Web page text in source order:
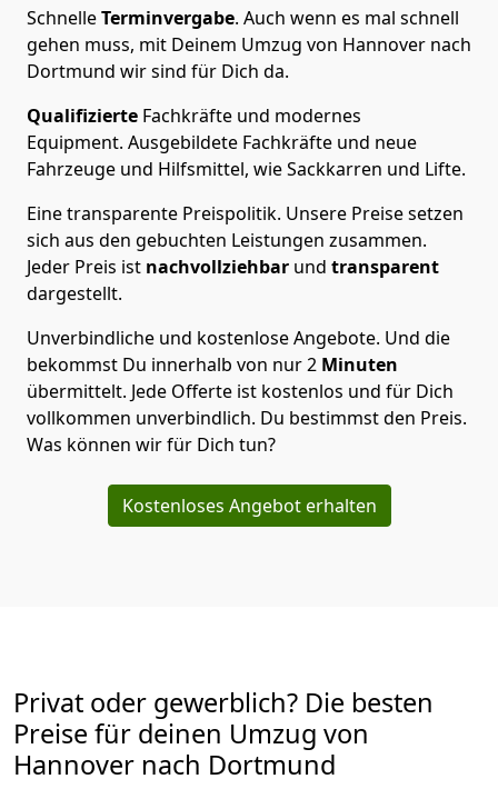
SchnelleTerminvergabe. Auch wenn es mal schnell
gehen muss, mit Deinem Umzug von Hannover nach
Dortmund wir sind für Dich da.
Qualifizierte Fachkräfte und modernes
Equipment. Ausgebildete Fachkräfte und neue
Fahrzeuge und Hilfsmittel, wie Sackkarren und Lifte.
Eine transparente Preispolitik. Unsere Preise setzen
sich aus den gebuchten Leistungen zusammen.
Jeder Preis ist nachvollziehbar und transparent
dargestellt.
Unverbindliche und kostenlose Angebote. Und die
bekommst Du innerhalb von nur2 Minuten
übermittelt. Jede Offerte ist kostenlos und für Dich
vollkommen unverbindlich. Du bestimmst den Preis.
Was können wir für Dich tun?
Kostenloses Angebot erhalten
Privat oder gewerblich? Die besten
Preise für deinen Umzug von
Hannover nach Dortmund